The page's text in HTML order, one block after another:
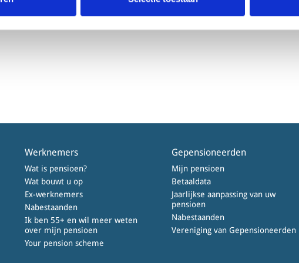
om contact met ons op te nemen. Dat kan op tel. 020 6213 891 of via
Werknemers
Wat is pensioen?
Wat bouwt u op
Ex-werknemers
Nabestaanden
Ik ben 55+ en wil meer weten
over mijn pensioen
Your pension scheme
Gepensioneerden
Mijn pensioen
Betaaldata
Jaarlijkse aanpassing van uw
pensioen
Nabestaanden
Vereniging van Gepensioneerden